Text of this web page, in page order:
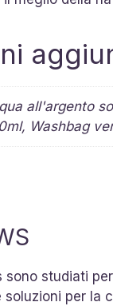
all'argento
Washbag
sono studiati
soluzioni per la